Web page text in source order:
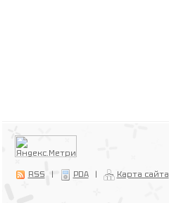
RSS | PDA | Карта сайта